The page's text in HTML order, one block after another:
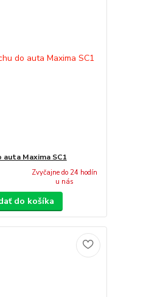
auta Maxima SC1
Zvyčajne do 24 hodín
u nás
do košíka